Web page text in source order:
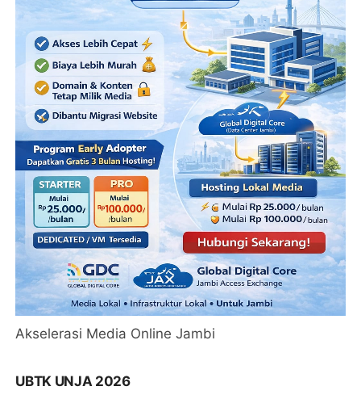
Akselerasi Media Online Jambi
UBTK UNJA 2026